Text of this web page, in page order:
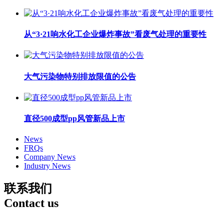
从“3·21响水化工企业爆炸事故”看废气处理的重要性
大气污染物特别排放限值的公告
直径500成型pp风管新品上市
News
FRQs
Company News
Industry News
联系我们
Contact us